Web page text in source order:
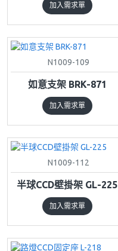
加入需求單
N1009-109
如意支架 BRK-871
加入需求單
N1009-112
半球CCD壁掛架 GL-225
加入需求單